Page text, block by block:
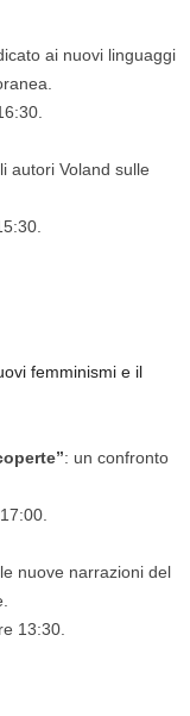
ai nuovi linguaggi
autori Voland sulle
femminismi e il
: un confronto
nuove narrazioni del
13:30.